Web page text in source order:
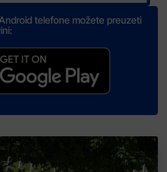
telefone možete preuzeti